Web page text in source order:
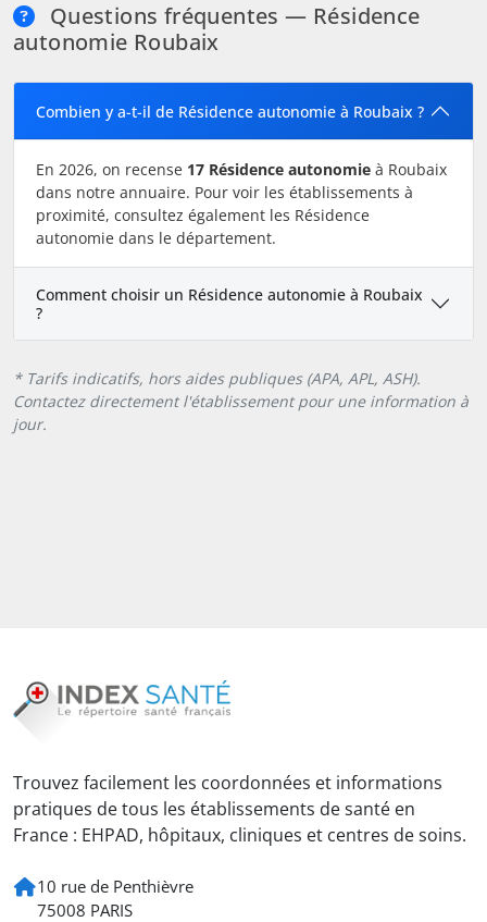
Questions fréquentes — Résidence
autonomie Roubaix
Combien y a-t-il de Résidence autonomie à Roubaix ?
En 2026, on recense 17 Résidence autonomie à Roubaix
dans notre annuaire. Pour voir les établissements à
proximité, consultez également les Résidence
autonomie dans le département.
Comment choisir un Résidence autonomie à Roubaix
?
* Tarifs indicatifs, hors aides publiques (APA, APL, ASH).
Contactez directement l'établissement pour une information à
jour.
Trouvez facilement les coordonnées et informations
pratiques de tous les établissements de santé en
France : EHPAD, hôpitaux, cliniques et centres de soins.
10 rue de Penthièvre
75008 PARIS